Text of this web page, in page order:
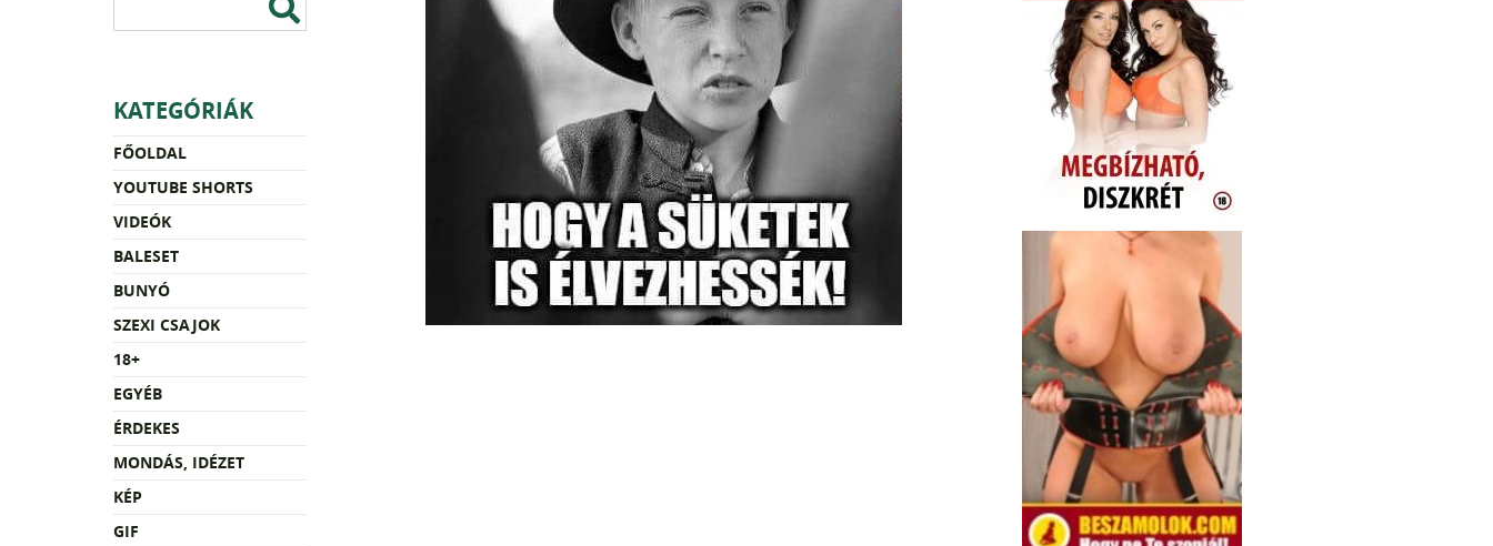
KATEGÓRIÁK
FŐOLDAL
YOUTUBE SHORTS
VIDEÓK
BALESET
BUNYÓ
SZEXI CSAJOK
18+
EGYÉB
ÉRDEKES
MONDÁS, IDÉZET
KÉP
GIF